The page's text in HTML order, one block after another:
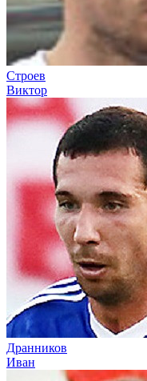
Строев
Виктор
Дранников
Иван